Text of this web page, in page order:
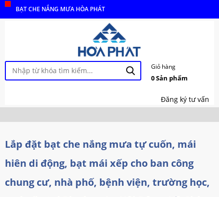
BẠT CHE NẮNG MƯA HÒA PHÁT
Giỏ hàng
0Sản phẩm
Đăng ký tư vấn
Lắp đặt bạt che nắng mưa tự cuốn, mái
hiên di động, bạt mái xếp cho ban công
chung cư, nhà phố, bệnh viện, trường học,